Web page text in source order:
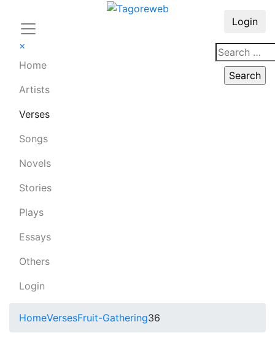
×
Home
Artists
Verses
Songs
Novels
Stories
Plays
Essays
Others
Login
Login
HomeVersesFruit-Gathering36